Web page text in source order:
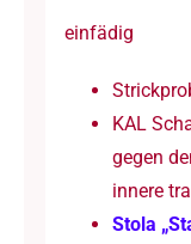
einfädig
KAL
gegen
innere
Stola